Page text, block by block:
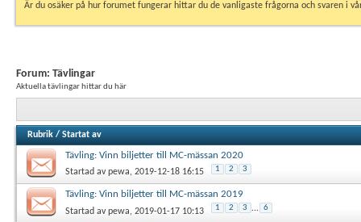
Är du osäker på hur forumet fungerar hittar du de vanligaste frågorna och svaren i
Forum: Tävlingar
Aktuella tävlingar hittar du här
Rubrik / Startat av
Tävling: Vinn biljetter till MC-mässan 2020
Startad avpewa, 2019-12-18 16:15 1 2 3
Tävling: Vinn biljetter till MC-mässan 2019
Startad avpewa, 2019-01-17 10:13 1 2 3 ... 6